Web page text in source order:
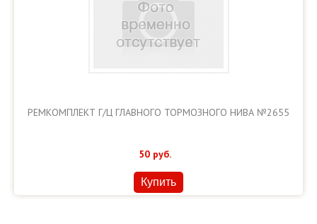
РЕМКОМПЛЕКТ Г/Ц ГЛАВНОГО ТОРМОЗНОГО НИВА №2655
50 руб.
Купить